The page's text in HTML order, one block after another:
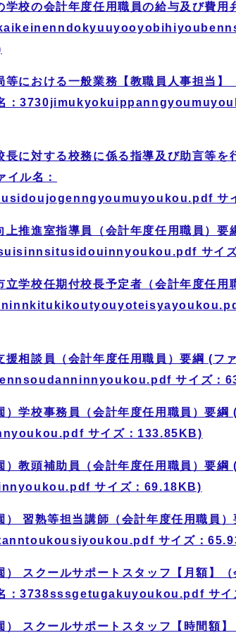
学校の会計年度任用職員の給与及び費用
等における一般業務【教職員人事担当】
名：
長に対する校務に係る指導及び助言等を
イル名：
サ
上推進室指導員（会計年度任用職員）要
サイ
立学校任期付校長予定者（会計年度任用
援相談員（会計年度任用職員）要綱 (フ
サイズ：
）学校事務員（会計年度任⽤職員）要綱
サイズ：133.85KB)
）教頭補助員（会計年度任用職員）要綱
サイズ：69.18KB)
） 習熟等担当講師（会計年度任用職員）
サイズ：
） スクールサポートスタッフ【月額】
：3738sssgetugakuyoukou.pdf サイ
） スクールサポートスタッフ【時間額